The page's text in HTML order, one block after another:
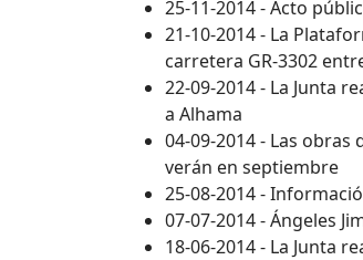
25-11-2014 - Acto
21-10-2014 - La
carretera GR-3302
22-09-2014 - La Junta
a Alhama
04-09-2014 - Las
verán en septiembre
25-08-2014 -
07-07-2014 - Ángeles
18-06-2014 - La Junta